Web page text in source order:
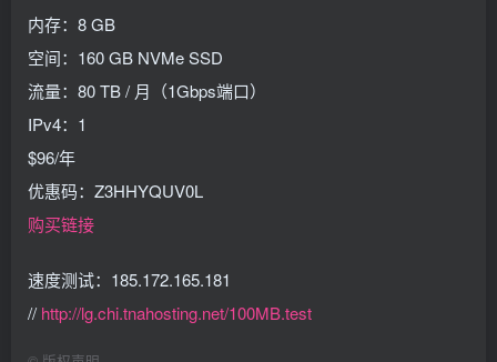
内存：8 GB
空间：160 GB NVMe SSD
流量：80 TB / 月（1Gbps端口）
IPv4：1
$96/年
优惠码：Z3HHYQUV0L
购买链接
速度测试：185.172.165.181
// http://lg.chi.tnahosting.net/100MB.test